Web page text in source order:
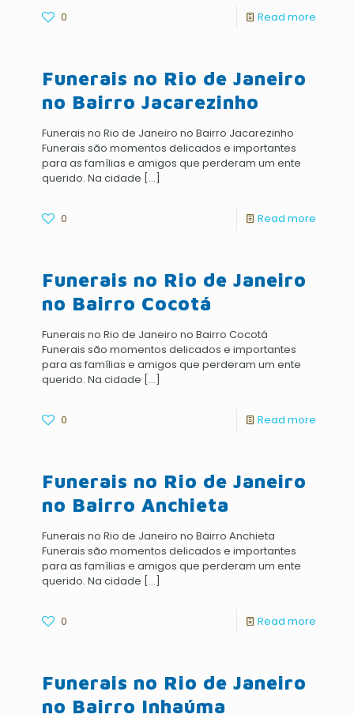
0 Read more
Funerais no Rio de Janeiro
no Bairro Jacarezinho
Funerais no Rio de Janeiro no Bairro Jacarezinho
Funerais são momentos delicados e importantes
para as famílias e amigos que perderam um ente
querido. Na cidade […]
0 Read more
Funerais no Rio de Janeiro
no Bairro Cocotá
Funerais no Rio de Janeiro no Bairro Cocotá
Funerais são momentos delicados e importantes
para as famílias e amigos que perderam um ente
querido. Na cidade […]
0 Read more
Funerais no Rio de Janeiro
no Bairro Anchieta
Funerais no Rio de Janeiro no Bairro Anchieta
Funerais são momentos delicados e importantes
para as famílias e amigos que perderam um ente
querido. Na cidade […]
0 Read more
Funerais no Rio de Janeiro
no Bairro Inhaúma